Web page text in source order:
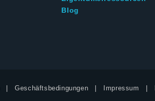
Blog
Geschäftsbedingungen Impressum